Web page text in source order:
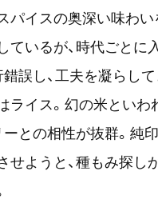
パイスの奥深い味わ
ているが、時代ごとに
誤し、工夫を凝らして
イス。幻の米といわ
との相性が抜群。純
ようと、種もみ探し